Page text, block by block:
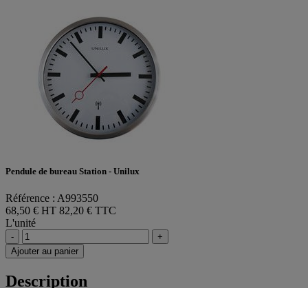
Pendule de bureau Station - Unilux
Référence : A993550
68,50 € HT 82,20 € TTC
L'unité
-
+
Ajouter au panier
Description